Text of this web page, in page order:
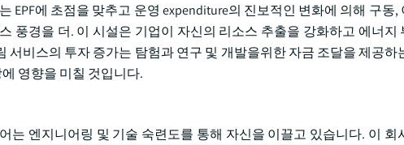
EPF에 초점을 맞추고 운영 expenditure의 진보적인 변화에 의해 구동,
풍경을 더. 이 시설은 기업이 자신의 리소스 추출을 강화하고 에너지
비스의 투자 증가는 탐험과 연구 및 개발을위한 자금 조달을 제공하
영향을 미칠 것입니다.
는 엔지니어링 및 기술 숙련도를 통해 자신을 이끌고 있습니다. 이 회